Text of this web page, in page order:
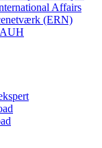
Affairs
(ERN)